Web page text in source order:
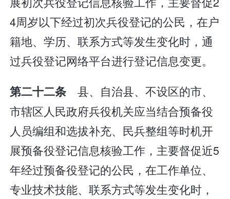
4周岁以下经过初次兵役登记的公民，在户
籍地、学历、联系方式等发生变化时，通
过兵役登记网络平台进行登记信息变更。
第二十二条 县、自治县、不设区的市、
市辖区人民政府兵役机关应当结合预备役
人员编组和选拔补充、民兵整组等时机开
展预备役登记信息核验工作，主要督促近5
年经过预备役登记的公民，在工作单位、
专业技术技能、联系方式等发生变化时，